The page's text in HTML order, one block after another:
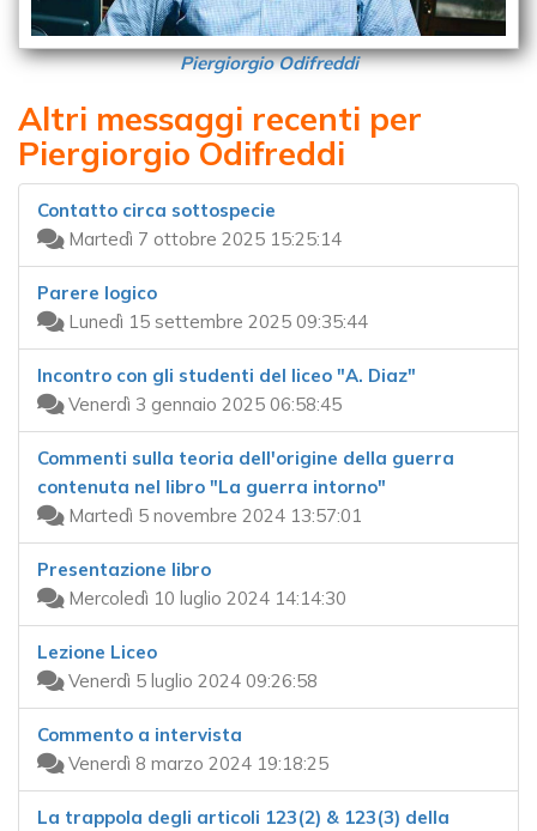
Piergiorgio Odifreddi
Altri messaggi recenti per
Piergiorgio Odifreddi
Contatto circa sottospecie
Martedì 7 ottobre 2025 15:25:14
Parere logico
Lunedì 15 settembre 2025 09:35:44
Incontro con gli studenti del liceo "A. Diaz"
Venerdì 3 gennaio 2025 06:58:45
Commenti sulla teoria dell'origine della guerra
contenuta nel libro "La guerra intorno"
Martedì 5 novembre 2024 13:57:01
Presentazione libro
Mercoledì 10 luglio 2024 14:14:30
Lezione Liceo
Venerdì 5 luglio 2024 09:26:58
Commento a intervista
Venerdì 8 marzo 2024 19:18:25
La trappola degli articoli 123(2) & 123(3) della